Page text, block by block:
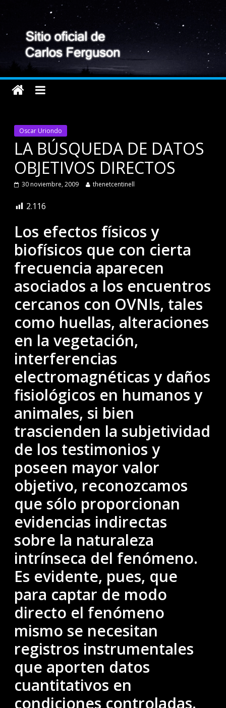
Oscar Uriondo
LA BÚSQUEDA DE DATOS
OBJETIVOS DIRECTOS
30 noviembre, 2009 thenetcentinell
2.116
Los efectos físicos y
biofísicos que con cierta
frecuencia aparecen
asociados a los encuentros
cercanos con OVNIs, tales
como huellas, alteraciones
en la vegetación,
interferencias
electromagnéticas y daños
fisiológicos en humanos y
animales, si bien
trascienden la subjetividad
de los testimonios y
poseen mayor valor
objetivo, reconozcamos
que sólo proporcionan
evidencias indirectas
sobre la naturaleza
intrínseca del fenómeno.
Es evidente, pues, que
para captar de modo
directo el fenómeno
mismo se necesitan
registros instrumentales
que aporten datos
cuantitativos en
condiciones controladas.